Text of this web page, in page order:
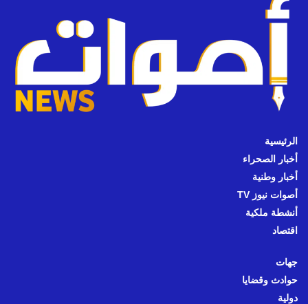
الرئيسية
أخبار الصحراء
أخبار وطنية
أصوات نيوز TV
أنشطة ملكية
اقتصاد
جهات
حوادث وقضايا
دولية